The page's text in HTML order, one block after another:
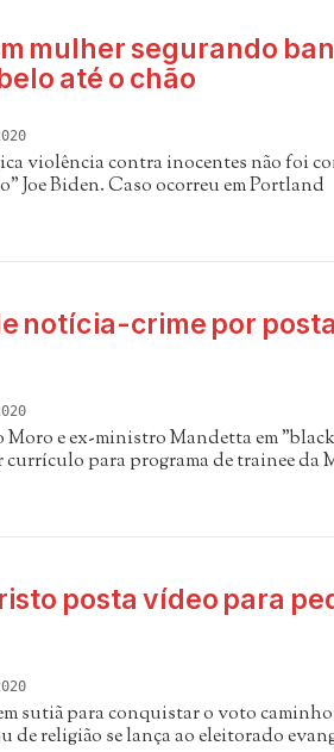
mulher segurando
até o chão
violência contra inocentes não foi
Joe Biden. Caso ocorreu em Portland
notícia-crime por
Moro e ex-ministro Mandetta em
para programa de trainee da
posta vídeo para
sutiã para conquistar o voto
de religião se lança ao eleitorado